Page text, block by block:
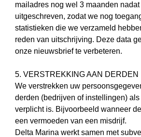
mailadres nog wel 3 maanden
uitgeschreven, zodat we nog
statistieken die we verzameld
reden van uitschrijving. Deze data
onze nieuwsbrief te verbeteren.
5. VERSTREKKING AAN DERDEN
We verstrekken uw
derden (bedrijven of instellingen)
verplicht is. Bijvoorbeeld wanneer
een vermoeden van een misdrijf.
Delta Marina werkt samen met